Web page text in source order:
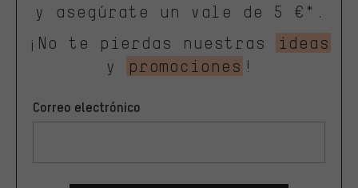
y asegúrate un vale de 5 €*.
¡No te pierdas nuestras
ideas
y
promociones !
Correo electrónico